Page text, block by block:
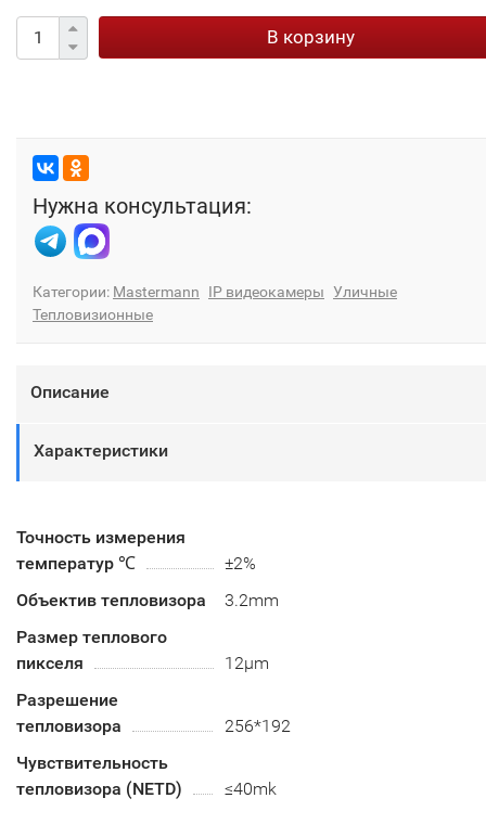
В корзину
Нужна консультация:
Категории: Mastermann IP видеокамеры Уличные
Тепловизионные
Описание
Характеристики
Точность измерения
температур ℃
±2%
Объектив тепловизора
3.2mm
Размер теплового
пикселя
12μm
Разрешение
тепловизора
256*192
Чувствительность
тепловизора (NETD)
≤40mk